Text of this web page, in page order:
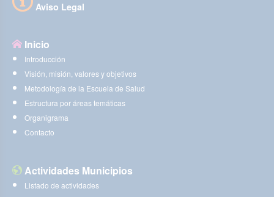
Aviso Legal
Inicio
Introducción
Visión, misión, valores y objetivos
Metodología de la Escuela de Salud
Estructura por áreas temáticas
Organigrama
Contacto
Actividades Municipios
Listado de actividades